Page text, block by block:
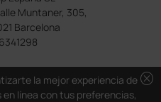
Muntaner, 305,
Barcelona
cancel
la mejor experiencia de
línea con tus preferencias,